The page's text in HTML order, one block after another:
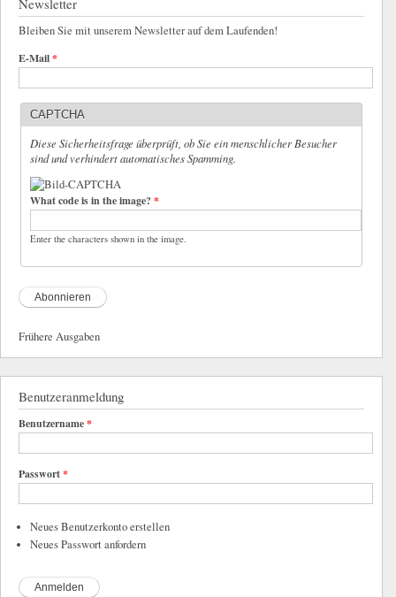
Bleiben Sie mit unserem Newsletter auf dem Laufenden!
E-Mail*
CAPTCHA
Diese Sicherheitsfrage überprüft, ob Sie ein menschlicher Besucher
sind und verhindert automatisches Spamming.
What code is in the image?*
Enter the characters shown in the image.
Frühere Ausgaben
Benutzeranmeldung
Benutzername*
Passwort*
Neues Benutzerkonto erstellen
Neues Passwort anfordern